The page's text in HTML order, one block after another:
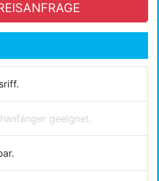
geeignet.